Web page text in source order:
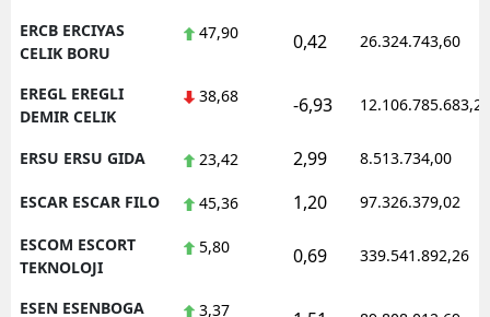
ERCB ERCIYAS
CELIK BORU
47,90 0,42 26.324.743,60
EREGL EREGLI
DEMIR CELIK
38,68 -6,93 12.106.785.683,20
ERSU ERSU GIDA 23,42 2,99 8.513.734,00
ESCAR ESCAR FILO 45,36 1,20 97.326.379,02
ESCOM ESCORT
TEKNOLOJI
5,80 0,69 339.541.892,26
ESEN ESENBOGA
3,37